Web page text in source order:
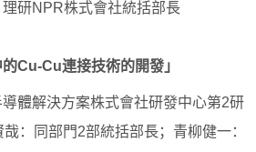
研NPR株式會社統括部長
Cu-Cu連接技術的開發」
體解決方案株式會社研發中心第2研
：同部門2部統括部長；青柳健一：